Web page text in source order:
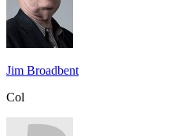
Jim Broadbent
Col